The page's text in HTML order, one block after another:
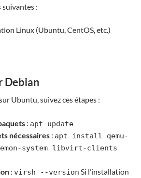
:
Linux (Ubuntu, CentOS, etc.)
Debian
Ubuntu, suivez ces étapes :
: apt update
nécessaires : apt install qemu-
system libvirt-clients
: virsh --version Si l’installation